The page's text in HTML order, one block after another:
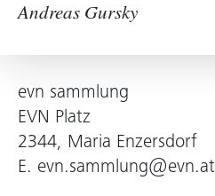
Andreas Gursky
evn sammlung
EVN Platz
2344, Maria Enzersdorf
E. evn.sammlung@evn.at